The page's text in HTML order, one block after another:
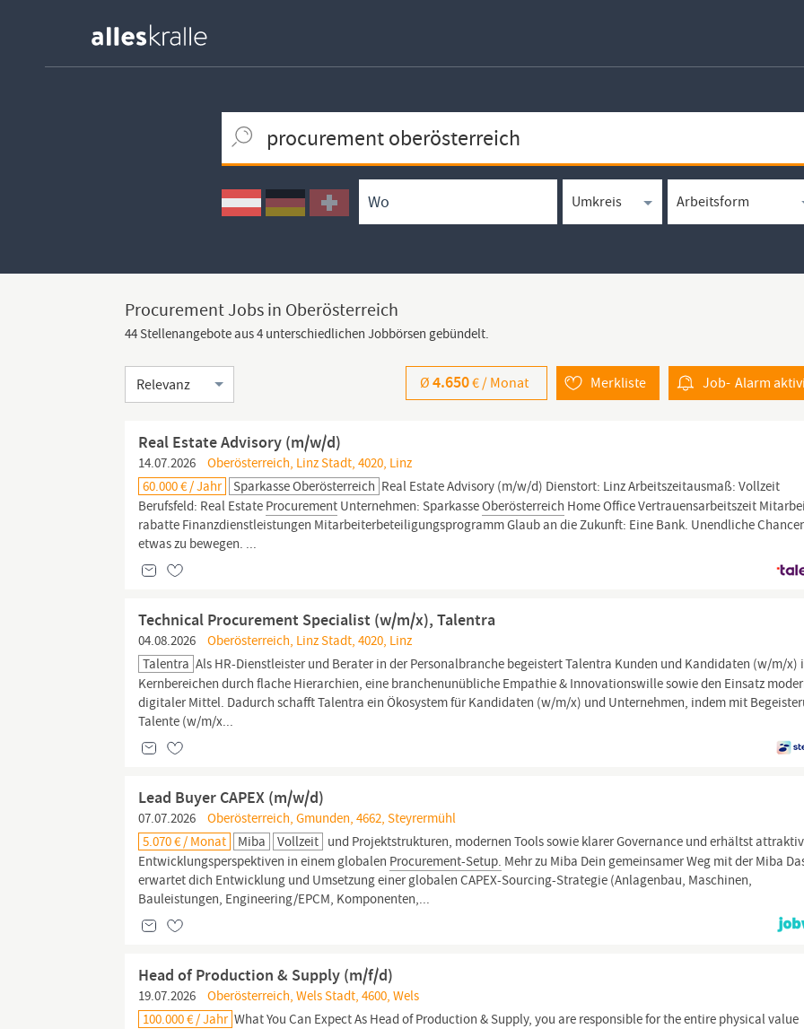
Ortssuche
Umkreissuche
Arbeitsform
Procurement Jobs in Oberösterreich
44 Stellenangebote aus 4 unterschiedlichen Jobbörsen gebündelt.
Sortierung Job- Alarm
Merkliste
Ø4.650€ / Monat
Real Estate Advisory (m/w/d)
14.07.2026
Oberösterreich, Linz Stadt, 4020, Linz
60.000 € / Jahr
Sparkasse Oberösterreich Real Estate Advisory (m/w/d) Dienstort: Linz Arbeitszeitausmaß: Vollzeit
Berufsfeld: Real Estate Procurement Unternehmen: SparkasseOberösterreich Home Office Vertrauens­arbeitszeit
rabatte Finanzdienst­leistungen Mitarbeiterbeteiligungs­programm Glaub an die Zukunft: Eine Bank. Unendliche
etwas zu bewegen. ...
Technical Procurement Specialist (w/m/x), Talentra
04.08.2026
Oberösterreich, Linz Stadt, 4020, Linz
Talentra Als HR-Dienstleister und Berater in der Personalbranche begeistert Talentra Kunden und Kandidaten (w/m/x)
Kernbereichen durch flache Hierarchien, eine branchenunübliche Empathie & Innovationswille sowie den Einsatz
digitaler Mittel. Dadurch schafft Talentra ein Ökosystem für Kandidaten (w/m/x) und Unternehmen, indem mit
Talente (w/m/x...
Lead Buyer CAPEX (m/w/d)
07.07.2026
Oberösterreich, Gmunden, 4662, Steyrermühl
5.070 € / Monat
Miba Vollzeit und Projektstrukturen, modernen Tools sowie klarer Governance und erhältst
Entwicklungsperspektiven in einem globalen Procurement-Setup. Mehr zu Miba Dein gemeinsamer Weg mit der Miba
erwartet dich Entwicklung und Umsetzung einer globalen CAPEX-Sourcing-Strategie (Anlagenbau, Maschinen,
Bauleistungen, Engineering/EPCM, Komponenten,...
Head of Production & Supply (m/f/d)
19.07.2026
Oberösterreich, Wels Stadt, 4600, Wels
100.000 € / Jahr What You Can Expect As Head of Production & Supply, you are responsible for the entire physical value